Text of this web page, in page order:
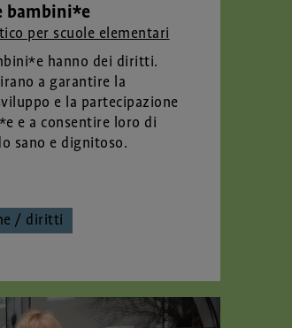
per scuole elementari
hanno dei diritti.
a garantire la
e la partecipazione
e a consentire loro di
sano e dignitoso.
/ diritti